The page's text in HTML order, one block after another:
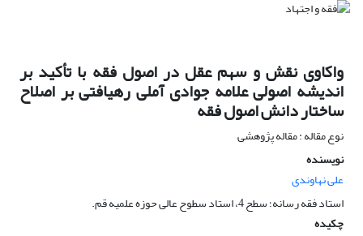
واکاوی نقش و سهم عقل در اصول فقه با تأکید بر
اندیشه اصولی علامه جوادی آملی رهیافتی بر اصلاح
ساختار دانش اصول فقه
نوع مقاله : مقاله پژوهشی
نویسنده
علی نهاوندی
استاد فقه رسانه؛ سطح 4، استاد سطوح عالی حوزه علمیه قم.
چکیده